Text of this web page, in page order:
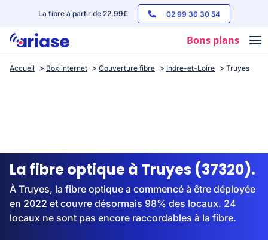
La fibre à partir de 22,99€ 02 99 36 30 54
Bons plans
Box internet
Streaming
Accueil Box internet Couverture fibre Indre-et-Loire Truyes
La fibre optique à Truyes (37320).
À Truyes, la fibre optique a commencé à être déployée
en 2022 et couvre désormais 98% des locaux. 24
locaux ne sont pas encore raccordables à la fibre.